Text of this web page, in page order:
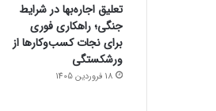
تعلیق اجاره‌بها در شرایط
جنگی؛ راهکاری فوری
برای نجات کسب‌وکارها از
ورشکستگی
18 فروردین 1405